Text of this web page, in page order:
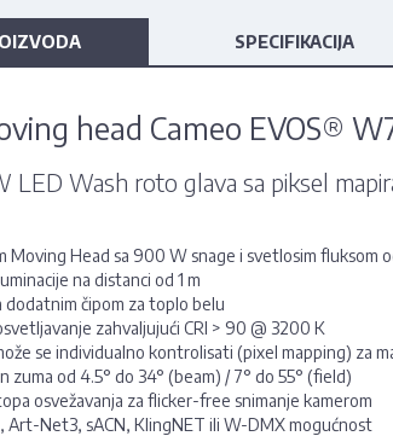
SPECIFIKACIJA
head Cameo EVOS®
LED Wash roto glava sa piksel
Moving Head sa 900 W snage i svetlosim fluksom
na distanci od 1 m
dodatnim čipom za toplo belu
zahvaljujući CRI > 90 @ 3200 K
se individualno kontrolisati (pixel mapping) za
zuma od 4.5° do 34° (beam) / 7° do 55° (field)
osvežavanja za flicker-free snimanje kamerom
Art-Net3, sACN, KlingNET ili W-DMX mogućnost